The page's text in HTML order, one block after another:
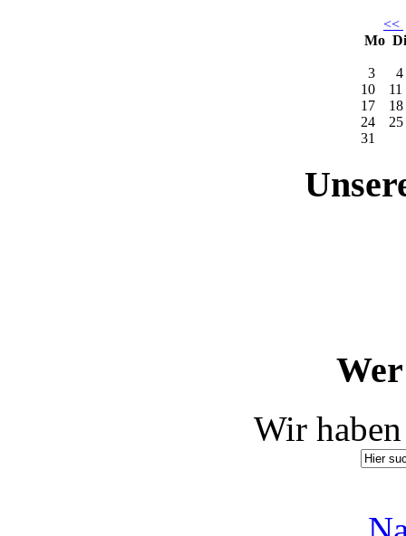
<<
Mo
3
4
10
11
17
18
24
25
31
Wir